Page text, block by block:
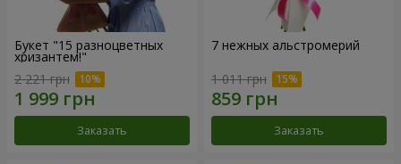
Букет "15 разноцветных
хризантем!"
2 221 грн
Заказать
7 нежных альстромерий
1 011 грн
Заказать